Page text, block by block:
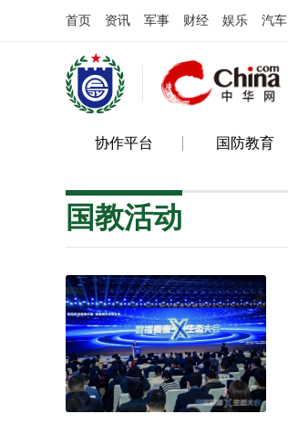
首页 资讯 军事 财经 娱乐 汽车
协作平台 国防教育
国教活动